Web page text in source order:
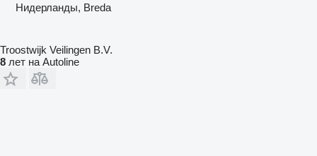
Нидерланды, Breda
Troostwijk Veilingen B.V.
8 лет на Autoline